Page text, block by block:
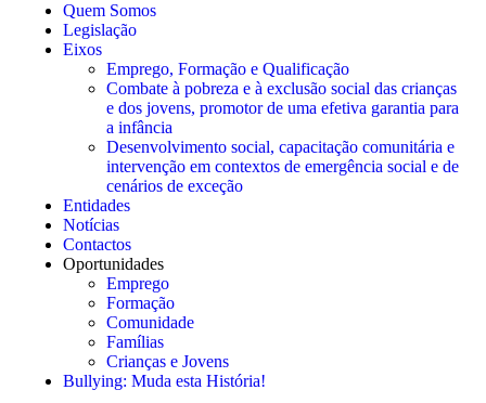
Quem Somos
Legislação
Eixos
Emprego, Formação e Qualificação
Combate à pobreza e à exclusão social das crianças
e dos jovens, promotor de uma efetiva garantia para
a infância
Desenvolvimento social, capacitação comunitária e
intervenção em contextos de emergência social e de
cenários de exceção
Entidades
Notícias
Contactos
Oportunidades
Emprego
Formação
Comunidade
Famílias
Crianças e Jovens
Bullying: Muda esta História!